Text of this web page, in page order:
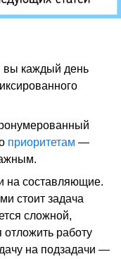
вы каждый день
приоритетам —
на составляющие.
стоит задача
сложной,
отложить работу
на подзадачи —